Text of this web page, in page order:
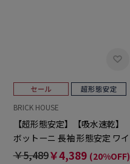
BRICK HOUSE
【超形態安定】【吸水速乾】
ボットーニ 長袖 形態安定 ワイ
シャツ
￥5,489￥4,389 (20%OFF)